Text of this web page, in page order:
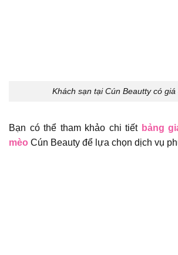
Khách sạn tại Cún Beautty có giá
Bạn có thể tham khảo chi tiết bảng
mèo Cún Beauty để lựa chọn dịch vụ